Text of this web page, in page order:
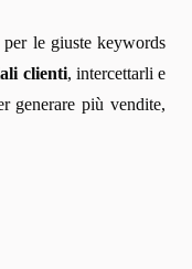
le giuste keywords
clienti, intercettarli e
generare più vendite,